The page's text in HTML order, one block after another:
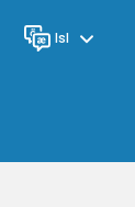
Tungumál
Isl